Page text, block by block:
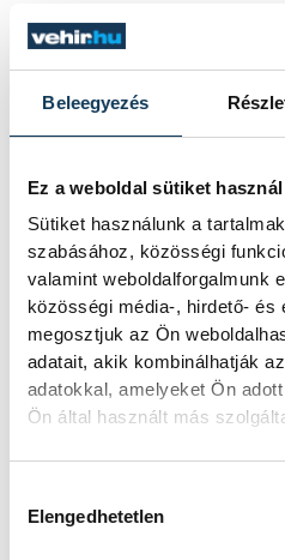
Beleegyezés
Ez a weboldal sütiket használ
Sütiket használunk a
szabásához, közösségi
valamint weboldalforgalmunk
közösségi média-, hirdető- és
megosztjuk az Ön
adatait, akik kombinálhatják
adatokkal, amelyeket Ön
Ön által használt más
Elengedhetetlen
Nyköbing Falster HK
csoportkört.
A csoportelső Metz
edzőváltáson átesett
bronzérmes magyar
közül a házigazda
Kácsor Gréta két gólt
francia klubban
míg Szemerey Zsófi
a részét a metzi
A negyeddöntők első